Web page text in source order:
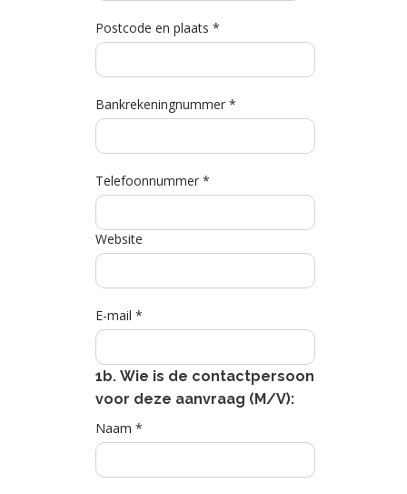
Postcode en plaats *
Bankrekeningnummer *
Telefoonnummer *
Website
E-mail *
1b. Wie is de contactpersoon
voor deze aanvraag (M/V):
Naam *